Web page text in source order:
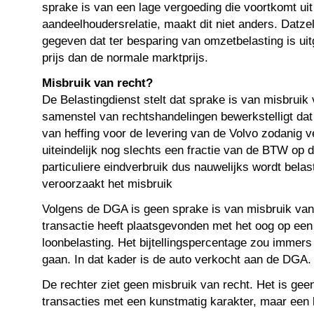
sprake is van een lage vergoeding die voortkomt
aandeelhoudersrelatie, maakt dit niet anders.
gegeven dat ter besparing van omzetbelasting is
prijs dan de normale marktprijs.
Misbruik van recht?
De Belastingdienst stelt dat sprake is van misbruik
samenstel van rechtshandelingen bewerkstelligt
van heffing voor de levering van de Volvo zodanig
uiteindelijk nog slechts een fractie van de BTW op
particuliere eindverbruik dus nauwelijks wordt
veroorzaakt het misbruik
Volgens de DGA is geen sprake is van misbruik
transactie heeft plaatsgevonden met het oog op
loonbelasting. Het bijtellingspercentage zou
gaan. In dat kader is de auto verkocht aan de DGA.
De rechter ziet geen misbruik van recht. Het is
transacties met een kunstmatig karakter, maar een